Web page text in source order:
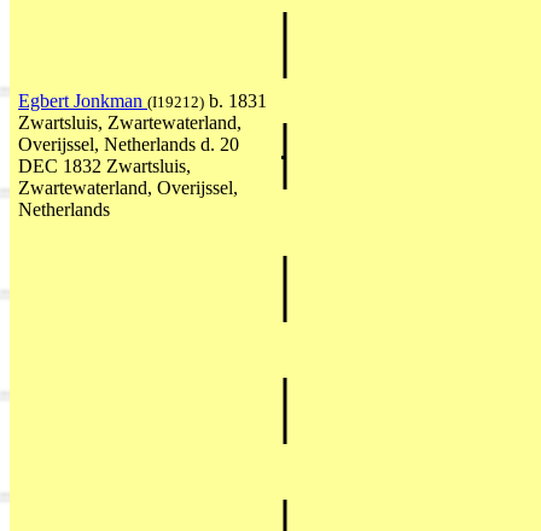
Egbert Jonkman (I19212) b. 1831
Zwartsluis, Zwartewaterland,
Overijssel, Netherlands d. 20
DEC 1832 Zwartsluis,
Zwartewaterland, Overijssel,
Netherlands